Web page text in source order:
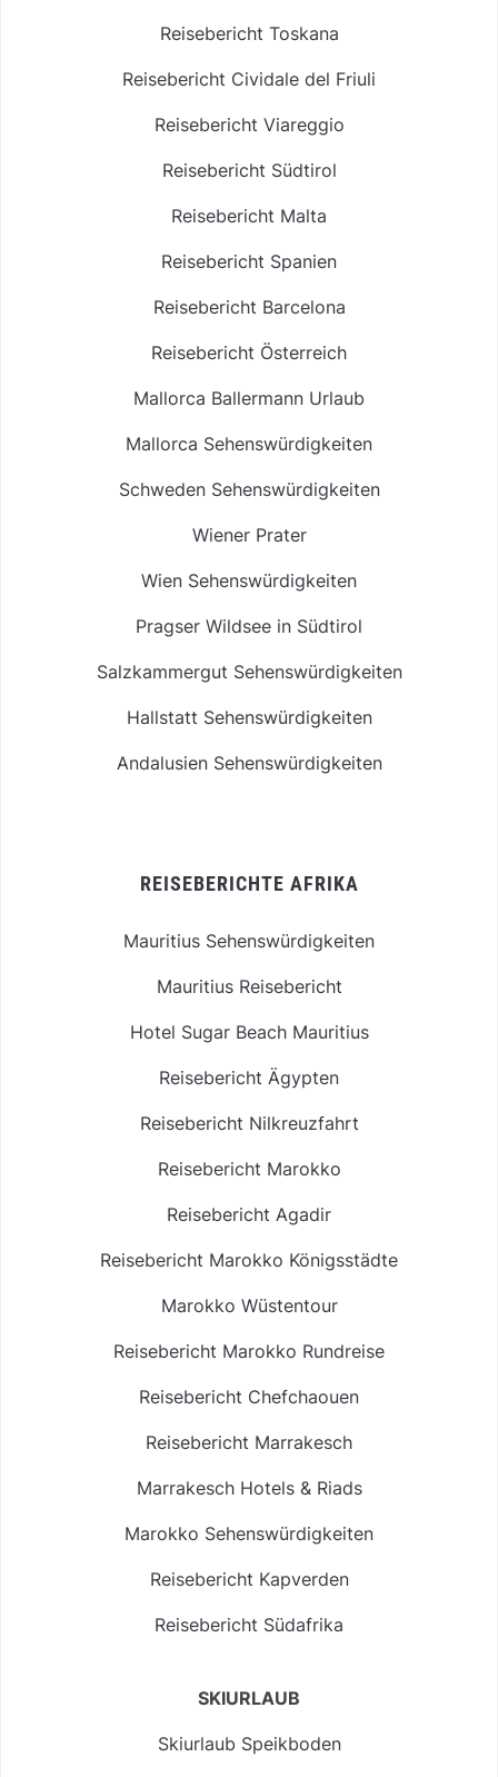
Reisebericht Toskana
Reisebericht Cividale del Friuli
Reisebericht Viareggio
Reisebericht Südtirol
Reisebericht Malta
Reisebericht Spanien
Reisebericht Barcelona
Reisebericht Österreich
Mallorca Ballermann Urlaub
Mallorca Sehenswürdigkeiten
Schweden Sehenswürdigkeiten
Wiener Prater
Wien Sehenswürdigkeiten
Pragser Wildsee in Südtirol
Salzkammergut Sehenswürdigkeiten
Hallstatt Sehenswürdigkeiten
Andalusien Sehenswürdigkeiten
REISEBERICHTE AFRIKA
Mauritius Sehenswürdigkeiten
Mauritius Reisebericht
Hotel Sugar Beach Mauritius
Reisebericht Ägypten
Reisebericht Nilkreuzfahrt
Reisebericht Marokko
Reisebericht Agadir
Reisebericht Marokko Königsstädte
Marokko Wüstentour
Reisebericht Marokko Rundreise
Reisebericht Chefchaouen
Reisebericht Marrakesch
Marrakesch Hotels & Riads
Marokko Sehenswürdigkeiten
Reisebericht Kapverden
Reisebericht Südafrika
SKIURLAUB
Skiurlaub Speikboden